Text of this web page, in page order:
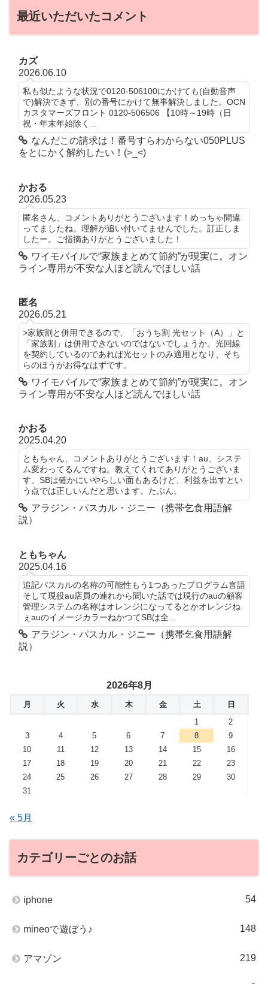
最近いただいたコメント
カズ
2026.06.10
私も似たような状況で0120-506100にかけても(自動音声
で)解決できず、別の番号にかけて無事解決しました。OCN
カスタマーズフロント 0120-506506 【10時～19時（日
祝・年末年始除く...
なんだこの請求は！番号すらわからない050PLUS
をとにかく解約したい！(>_<)
かおる
2026.05.23
匿名さん、コメントありがとうございます！めっちゃ間違
ってましたね。理解が追い付いてませんでした。訂正しま
したー。ご指摘ありがとうございました！
ワイモバイルで“家族まとめて節約”が現実に。オン
ライン専用が不安な人ほど読んでほしい話
匿名
2026.05.21
>家族割と併用できるので、「おうち割 光セット（A）」と
「家族割」は併用できないのではないでしょうか。光回線
を契約しているのであれば光セットのみ適用となり、そち
らのほうがお得なはずです。
ワイモバイルで“家族まとめて節約”が現実に。オン
ライン専用が不安な人ほど読んでほしい話
かおる
2025.04.20
ともちゃん、コメントありがとうございます！au、システ
ム変わってるんですね。教えてくれてありがとうございま
す。SBは確かにいやらしい面もあるけど、利益を出すとい
う点では正しいんだと思います。たぶん。
アラジン・パスカル・ジニー（携帯乞食用語解
説）
ともちゃん
2025.04.16
追記パスカルの名称の可能性もう1つあったプログラム言語
そして現役au店員の連れから聞いた話では現行のauの顧客
管理システムの名称はオレンジになってるとかオレンジね
ぇauのイメージカラーねかつてSBは全...
アラジン・パスカル・ジニー（携帯乞食用語解
説）
2026年8月
月 火 水 木 金 土
日
1
2
3
4 5 6 7 8
9
10
11 12 13 14 15
16
17
18 19 20 21 22
23
24
25 26 27 28 29
30
31
« 5月
カテゴリーごとのお話
iphone 54
mineoで遊ぼう♪ 148
アマゾン 219